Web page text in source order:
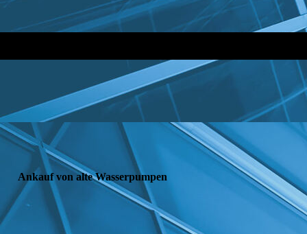
Ankauf von alte Wasserpumpen